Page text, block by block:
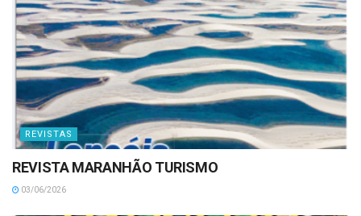
REVISTAS
REVISTA MARANHÃO TURISMO
03/06/2026